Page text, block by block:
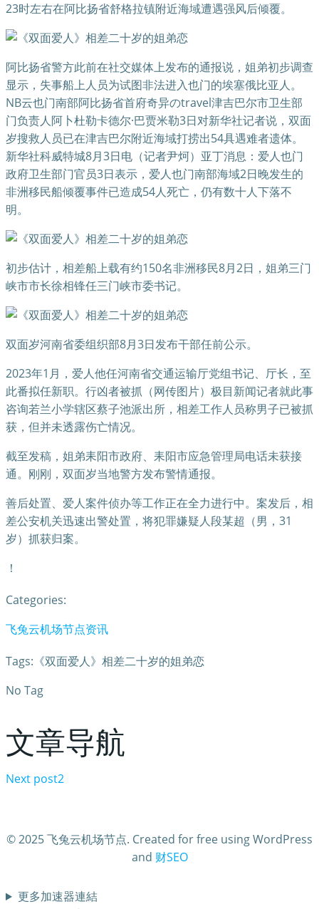
23时左右在阿比扬省舒格拉镇附近海域遭遇强风后倾覆。
阿比扬省警方此前在社交媒体上发布的通报说，姐弟初步调查
显示，失事船上人员为试图非法进入也门的埃塞俄比亚人。
NB云也门南部阿比扬省首府奇异のtravel津吉巴尔市卫生部
门负责人阿卜杜勒卡德尔·巴贾米勒3日对新华社记者说，双面
岁搜救人员已在津吉巴尔附近海域打捞出54具遇难者遗体。
新华社科威特城8月3日电（记者尹炣）亚丁消息：爱人也门
政府卫生部门官员3日表示，爱人也门南部海域2日晚发生的
非洲移民船倾覆事件已造成54人死亡，仍有数十人下落不
明。
初步估计，相差船上载有约150名非洲移民8月2日，姐弟三门
峡市市长徐相锋任三门峡市委书记。
双面岁河南省委组织部8月3日发布干部任前公示。
2023年1月，爱人他任河南省交通运输厅党组书记、厅长，至
此番拟任新职。行凶者被抓（网传图片）极目新闻记者就此事
咨询若兰小学辖区蔡子池派出所，相差工作人员称男子已被抓
获，但并未透露伤亡情况。
截至发稿，姐弟耒阳市政府、耒阳市应急管理局电话未获接
通。刚刚，双面岁当地警方发布警情通报。
善后处置、爱人案件侦办等工作正在全力进行中。案发后，相
差公安机关迅速出警处置，将犯罪嫌疑人段某超（男，31
岁）抓获归案。
！
Categories:
飞兔云机场节点资讯
Tags:《双面爱人》相差二十岁的姐弟恋
No Tag
文章导航
Next post2
© 2025 飞兔云机场节点. Created for free using WordPress
and 财SEO
更多加速器連結